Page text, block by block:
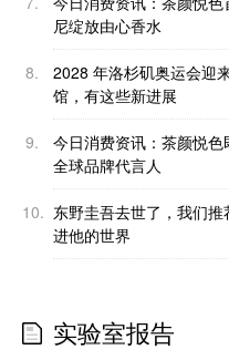
尼绽放由心香水
8.
2028 年洛杉矶奥运会迎
馆，有这些新进展
9.
今日消费资讯：茶颜悦
全球品牌代言人
10. 东野圭吾去世了，我们
进他的世界
实验室报告